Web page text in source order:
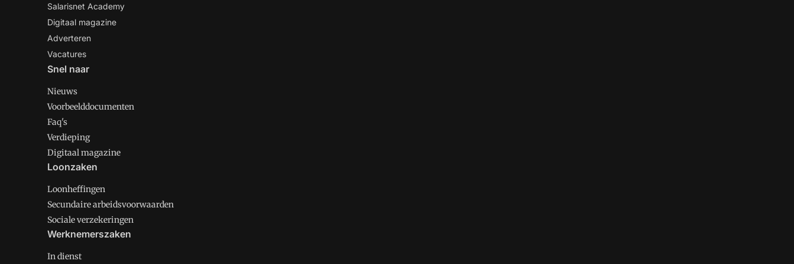
Salarisnet Academy
Digitaal magazine
Adverteren
Vacatures
Snel naar
Nieuws
Voorbeelddocumenten
Faq's
Verdieping
Digitaal magazine
Loonzaken
Loonheffingen
Secundaire arbeidsvoorwaarden
Sociale verzekeringen
Werknemerszaken
In dienst